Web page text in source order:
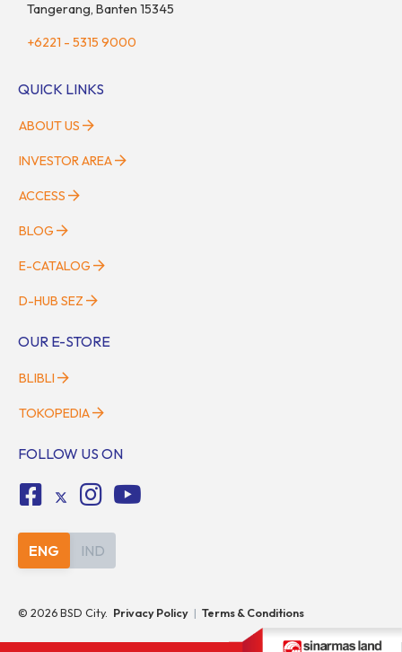
Tangerang, Banten 15345
+6221 - 5315 9000
QUICK LINKS
ABOUT US
INVESTOR AREA
ACCESS
BLOG
E-CATALOG
D-HUB SEZ
OUR E-STORE
BLIBLI
TOKOPEDIA
FOLLOW US ON
ENG IND
© 2026BSD City. Privacy Policy | Terms & Conditions